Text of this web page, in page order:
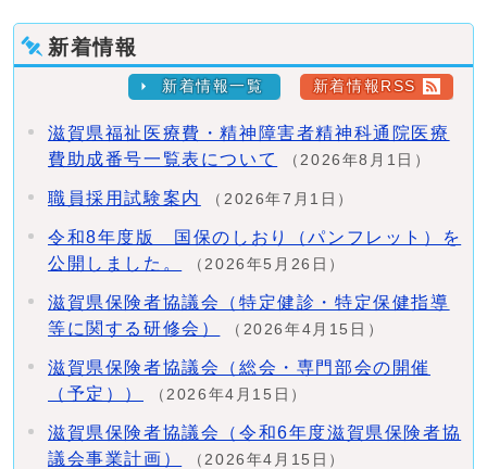
新着情報
新着情報一覧 新着情報RSS
滋賀県福祉医療費・精神障害者精神科通院医療
費助成番号一覧表について
（2026年8月1日）
職員採用試験案内 （2026年7月1日）
令和8年度版 国保のしおり（パンフレット）を
公開しました。
（2026年5月26日）
滋賀県保険者協議会（特定健診・特定保健指導
等に関する研修会）
（2026年4月15日）
滋賀県保険者協議会（総会・専門部会の開催
（予定））
（2026年4月15日）
滋賀県保険者協議会（令和6年度滋賀県保険者協
議会事業計画）
（2026年4月15日）